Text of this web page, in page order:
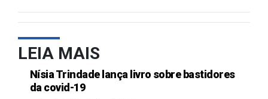
LEIA MAIS
Nísia Trindade lança livro sobre bastidores
da covid-19